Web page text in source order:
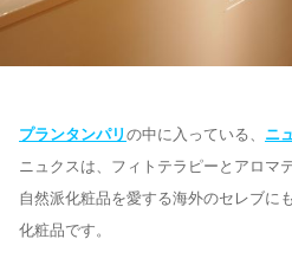
プランタンパリの中に入っている、 ニ
ニュクスは、フィトテラピーとアロマ
自然派化粧品を愛する海外のセレブに
化粧品です。